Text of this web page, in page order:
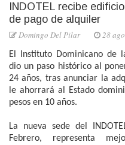
INDOTEL recibe
de pago de alquiler
Domingo Del Pilar 28
El Instituto Dominicano de
dio un paso histórico al
24 años, tras anunciar la
le ahorrará al Estado
pesos en 10 años.
La nueva sede del
Febrero, representa